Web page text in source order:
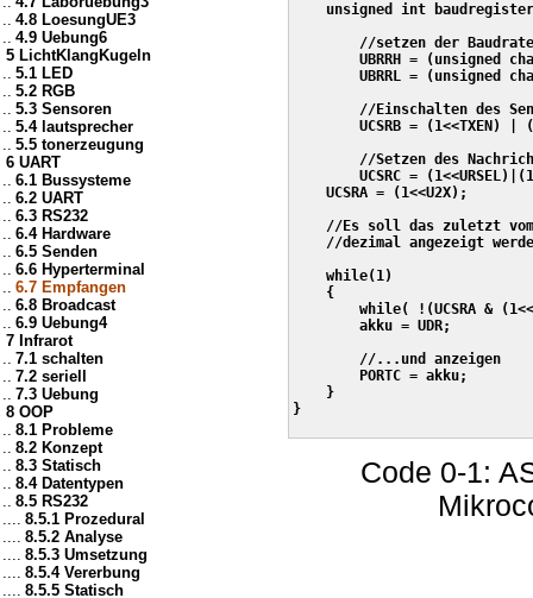
.. 4.8 LoesungUE3
.. 4.9 Uebung6
5 LichtKlangKugeln
.. 5.1 LED
.. 5.2 RGB
.. 5.3 Sensoren
.. 5.4 lautsprecher
.. 5.5 tonerzeugung
6 UART
.. 6.1 Bussysteme
.. 6.2 UART
.. 6.3 RS232
.. 6.4 Hardware
.. 6.5 Senden
.. 6.6 Hyperterminal
.. 6.7 Empfangen
.. 6.8 Broadcast
.. 6.9 Uebung4
7 Infrarot
.. 7.1 schalten
.. 7.2 seriell
.. 7.3 Uebung
8 OOP
.. 8.1 Probleme
.. 8.2 Konzept
.. 8.3 Statisch
.. 8.4 Datentypen
.. 8.5 RS232
.... 8.5.1 Prozedural
.... 8.5.2 Analyse
.... 8.5.3 Umsetzung
.... 8.5.4 Vererbung
.... 8.5.5 Statisch
unsigned int
    UCSRA = (1<<U2X);
//Es soll das zuletzt
//dezimal angezeigt
    while(1)
    {
while( !(UCSRA &
akku = UDR;
        //...und anzeigen
        PORTC = akku;
    }
}
Code 0-1: